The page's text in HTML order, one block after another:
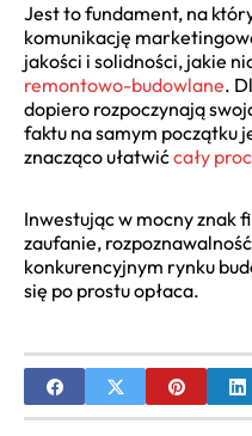
Jest to fundament, na
komunikację
jakości i solidności, jakie
remontowo-budowlane.
dopiero rozpoczynają
faktu na samym początku
znacząco ułatwićcały
Inwestując w mocny znak
zaufanie,
konkurencyjnym rynku
się po prostu opłaca.